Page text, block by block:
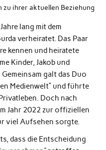
ihrer aktuellen Beziehung
lang mit dem
verheiratet. Das Paar
kennen und heiratete
Kinder, Jakob und
galt das Duo
Medienwelt“ und führte
Doch nach
Jahr 2022 zur offiziellen
viel Aufsehen sorgte.
dass die Entscheidung